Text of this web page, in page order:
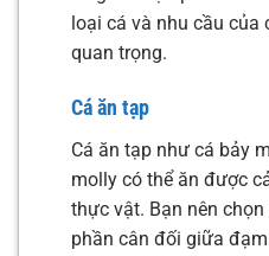
loại cá và nhu cầu của
quan trọng.
Cá ăn tạp
Cá ăn tạp như cá bảy
molly có thể ăn được
thực vật. Bạn nên
phần cân đối giữa